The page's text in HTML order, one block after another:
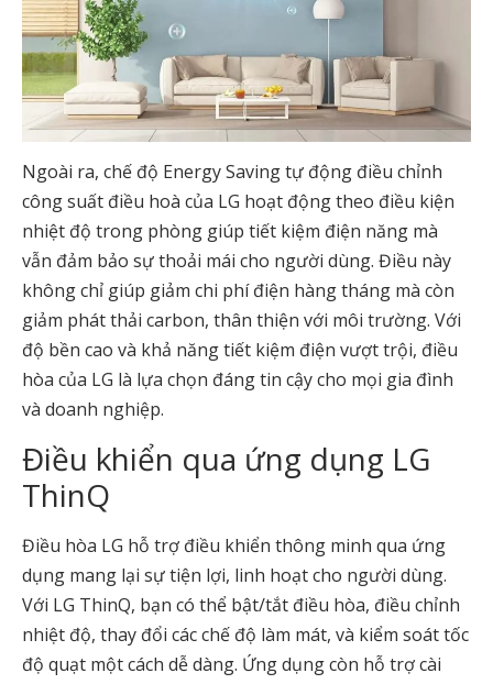
Ngoài ra, chế độ Energy Saving tự động điều chỉnh
công suất điều hoà của LG hoạt động theo điều kiện
nhiệt độ trong phòng giúp tiết kiệm điện năng mà
vẫn đảm bảo sự thoải mái cho người dùng. Điều này
không chỉ giúp giảm chi phí điện hàng tháng mà còn
giảm phát thải carbon, thân thiện với môi trường. Với
độ bền cao và khả năng tiết kiệm điện vượt trội, điều
hòa của LG là lựa chọn đáng tin cậy cho mọi gia đình
và doanh nghiệp.
Điều khiển qua ứng dụng LG
ThinQ
Điều hòa LG hỗ trợ điều khiển thông minh qua ứng
dụng mang lại sự tiện lợi, linh hoạt cho người dùng.
Với LG ThinQ, bạn có thể bật/tắt điều hòa, điều chỉnh
nhiệt độ, thay đổi các chế độ làm mát, và kiểm soát tốc
độ quạt một cách dễ dàng. Ứng dụng còn hỗ trợ cài